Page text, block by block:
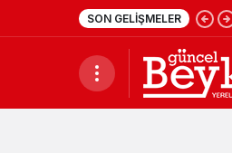
SON GELIŞMELER